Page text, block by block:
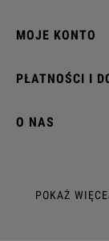
MOJE KONTO
PŁATNOŚCI I
O NAS
GNIAZDAPOKAŻ